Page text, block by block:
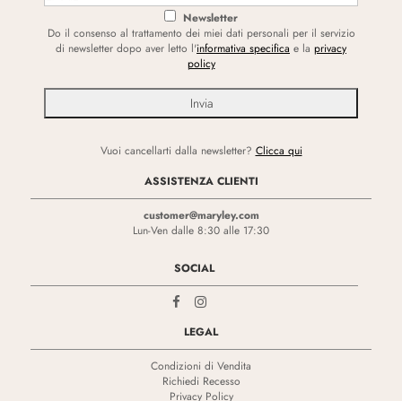
Newsletter
Do il consenso al trattamento dei miei dati personali per il servizio
di newsletter dopo aver letto l'informativa specifica e la privacy
policy
Vuoi cancellarti dalla newsletter? Clicca qui
ASSISTENZA CLIENTI
customer@maryley.com
Lun-Ven dalle 8:30 alle 17:30
SOCIAL
LEGAL
Condizioni di Vendita
Richiedi Recesso
Privacy Policy